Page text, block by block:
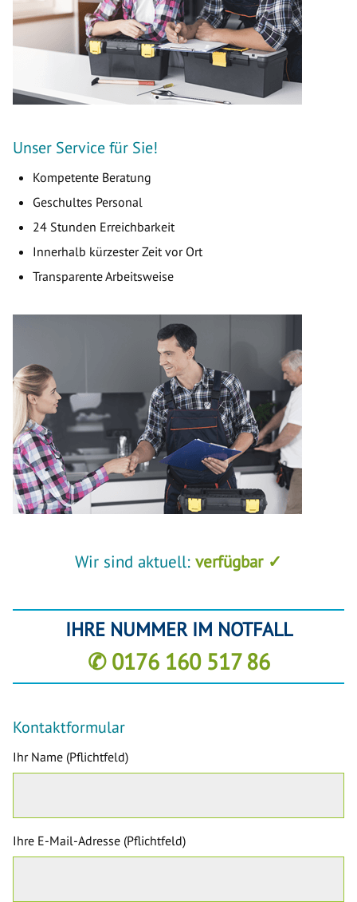
Unser Service für Sie!
Kompetente Beratung
Geschultes Personal
24 Stunden Erreichbarkeit
Innerhalb kürzester Zeit vor Ort
Transparente Arbeitsweise
Wir sind aktuell: verfügbar ✓
IHRE NUMMER IM NOTFALL
✆ 0176 160 517 86
Kontaktformular
Ihr Name (Pflichtfeld)
Ihre E-Mail-Adresse (Pflichtfeld)